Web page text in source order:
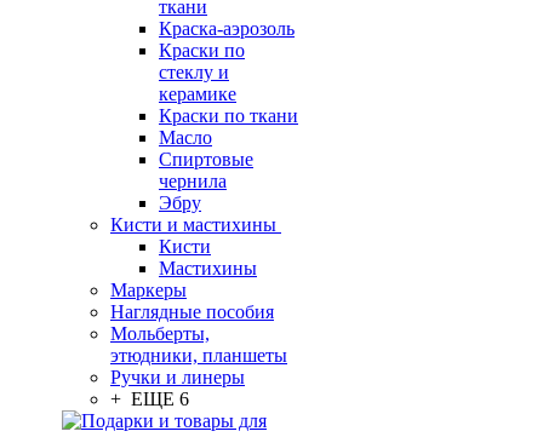
ткани
Краска-аэрозоль
Краски по
стеклу и
керамике
Краски по ткани
Масло
Спиртовые
чернила
Эбру
Кисти и мастихины
Кисти
Мастихины
Маркеры
Наглядные пособия
Мольберты,
этюдники, планшеты
Ручки и линеры
+ ЕЩЕ 6